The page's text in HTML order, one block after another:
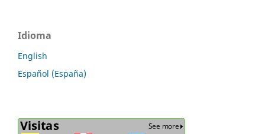
Idioma
English
Español (España)